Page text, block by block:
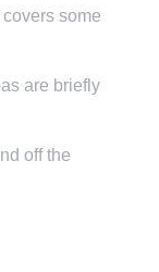
some
are briefly
off the